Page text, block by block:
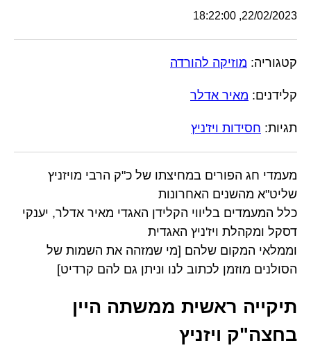
22/02/2023, 18:22:00
קטגוריה: מוזיקה להורדה
קלידנים: מאיר אדלר
תגיות: חסידות ויז'ניץ
מעמדי חג הפורים במחיצתו של כ"ק הרבי מויזניץ
שליט"א מהשנים האחרונות
כלל המעמדים בליווי הקלידן האגדי מאיר אדלר, יענקי
דסקל ומקהלת ויז'ניץ האגדית
וממלאי המקום שלהם [מי שמזהה את השמות של
הסולנים מוזמן לכתוב לנו וניתן גם להם קרדיט]
תיקייה ראשית ממשתה היין
בחצה"ק ויזניץ